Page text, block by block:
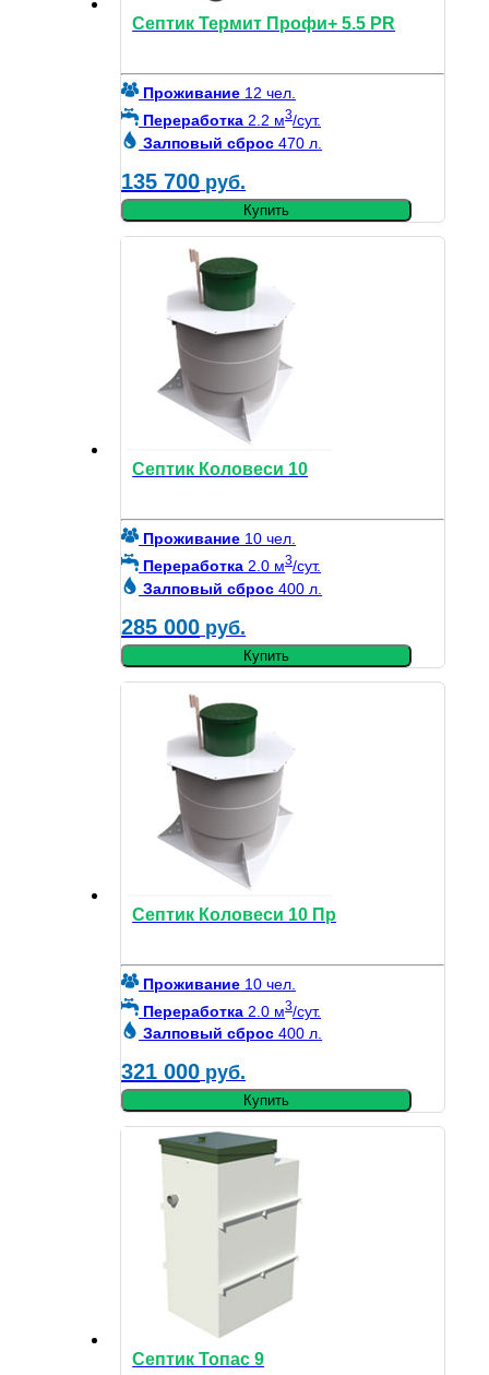
Септик Термит Профи+ 5.5 PR
Проживание 12 чел.
Переработка 2.2 м3/сут.
Залповый сброс 470 л.
135 700 руб.
Купить
Септик Коловеси 10
Проживание 10 чел.
Переработка 2.0 м3/сут.
Залповый сброс 400 л.
285 000 руб.
Купить
Септик Коловеси 10 Пр
Проживание 10 чел.
Переработка 2.0 м3/сут.
Залповый сброс 400 л.
321 000 руб.
Купить
Септик Топас 9